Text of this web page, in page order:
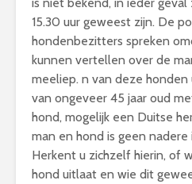
15.30 uur geweest zijn. De
hondenbezitters spreken
kunnen vertellen over de
meeliep. n van deze
van ongeveer 45 jaar oud
hond, mogelijk een Duitse
man en hond is geen
Herkent u zichzelf hierin, of
hond uitlaat en wie dit